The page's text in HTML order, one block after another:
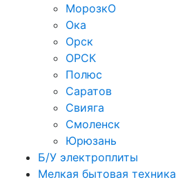
МорозкО
Ока
Орск
ОРСК
Полюс
Саратов
Свияга
Смоленск
Юрюзань
Б/У электроплиты
Мелкая бытовая техника